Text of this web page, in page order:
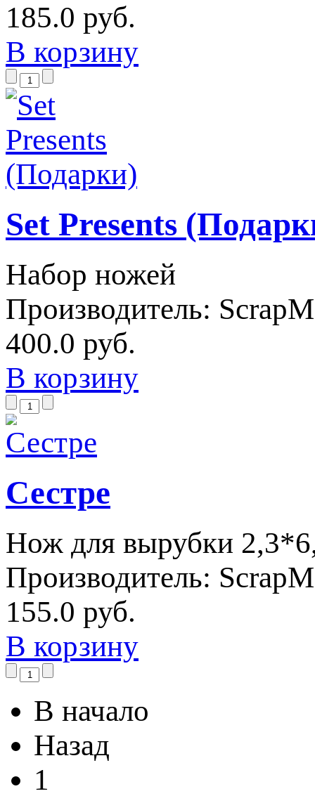
185.0 руб.
В корзину
Set Presents
Набор ножей
Производитель:
400.0 руб.
В корзину
Сестре
Нож для вырубки
Производитель:
155.0 руб.
В корзину
В начало
Назад
1